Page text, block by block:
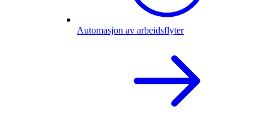
Automasjon av arbeidsflyter